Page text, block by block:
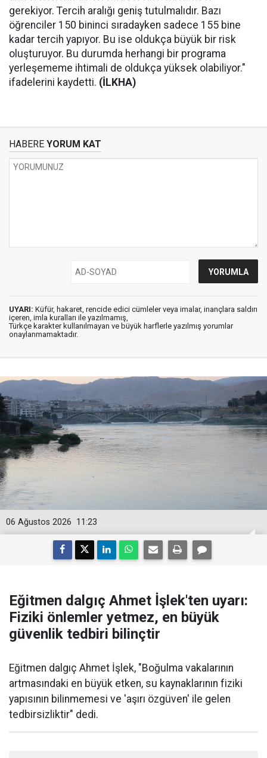
gerekiyor. Tercih aralığı geniş tutulmalıdır. Bazı
öğrenciler 150 bininci sıradayken sadece 155 bine
kadar tercih yapıyor. Bu ise oldukça büyük bir risk
oluşturuyor. Bu durumda herhangi bir programa
yerleşememe ihtimali de oldukça yüksek olabiliyor."
ifadelerini kaydetti. (İLKHA)
HABERE YORUM KAT
UYARI: Küfür, hakaret, rencide edici cümleler veya imalar, inançlara saldırı
içeren, imla kuralları ile yazılmamış,
Türkçe karakter kullanılmayan ve büyük harflerle yazılmış yorumlar
onaylanmamaktadır.
11:23
06 Ağustos 2026
Eğitmen dalgıç Ahmet İşlek'ten uyarı:
Fiziki önlemler yetmez, en büyük
güvenlik tedbiri bilinçtir
Eğitmen dalgıç Ahmet İşlek, "Boğulma vakalarının
artmasındaki en büyük etken, su kaynaklarının fiziki
yapısının bilinmemesi ve 'aşırı özgüven' ile gelen
tedbirsizliktir" dedi.